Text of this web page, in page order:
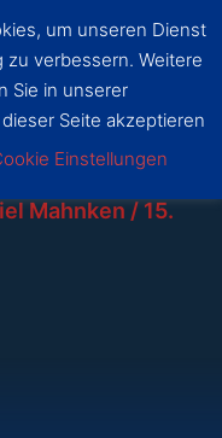
Main
Menu
Mahnken / 15.
um unseren Dienst
verbessern. Weitere
Sie in unserer
Seite akzeptieren
Einstellungen